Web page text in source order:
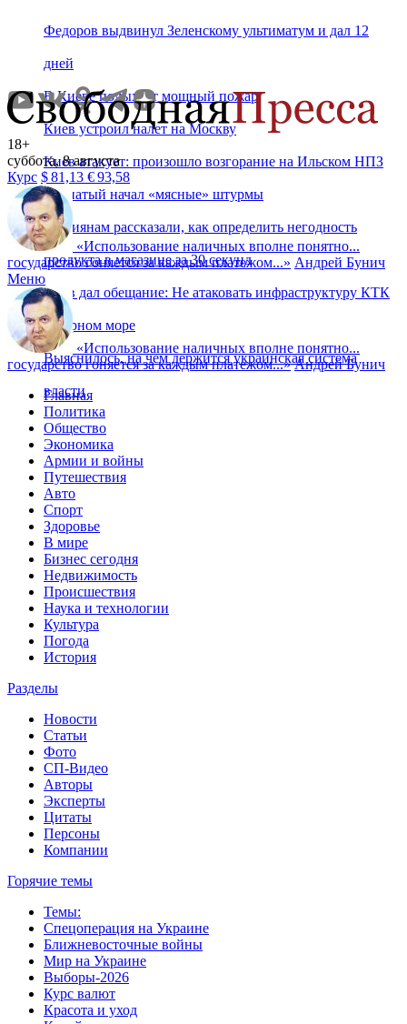
Федоров выдвинул Зеленскому ультиматум и дал 12
дней
В Киеве полыхает мощный пожар
Киев устроил налет на Москву
Киев атакует: произошло возгорание на Ильском НПЗ
Драпатый начал «мясные» штурмы
Россиянам рассказали, как определить негодность
продукта в магазине за 30 секунд
Киев дал обещание: Не атаковать инфраструктуру КТК
в Черном море
Выяснилось, на чем держится украинская система
власти
18+
суббота, 8 августа
Курс $81,13 €93,58
«Использование наличных вполне понятно...
государство гоняется за каждым платежом...» Андрей Бунич
Меню
«Использование наличных вполне понятно...
государство гоняется за каждым платежом...» Андрей Бунич
Главная
Политика
Общество
Экономика
Армии и войны
Путешествия
Авто
Спорт
Здоровье
В мире
Бизнес сегодня
Недвижимость
Происшествия
Наука и технологии
Культура
Погода
История
Разделы
Новости
Статьи
Фото
СП-Видео
Авторы
Эксперты
Цитаты
Персоны
Компании
Горячие темы
Темы:
Спецоперация на Украине
Ближневосточные войны
Мир на Украине
Выборы-2026
Курс валют
Красота и уход